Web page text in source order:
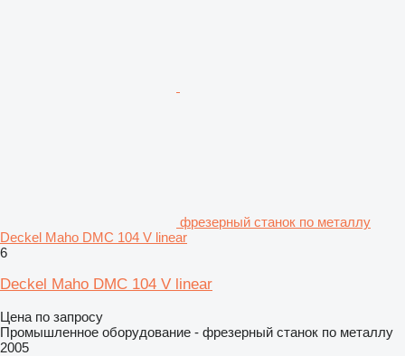
фрезерный станок по металлу
Deckel Maho DMC 104 V linear
6
Deckel Maho DMC 104 V linear
Цена по запросу
Промышленное оборудование - фрезерный станок по металлу
2005